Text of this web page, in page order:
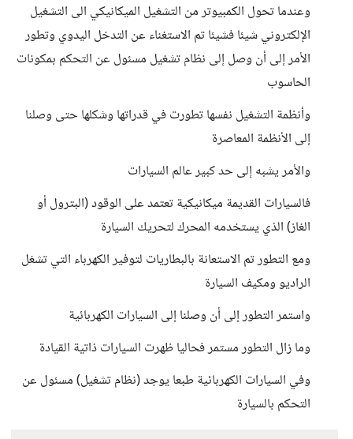
وعندما تحول الكمبيوتر من التشغيل الميكانيكي الى التشغيل
الإلكتروني شيئا فشيئا تم الاستغناء عن التدخل اليدوي وتطور
الأمر إلى أن وصل إلى نظام تشغيل مسئول عن التحكم بمكونات
الحاسوب
وأنظمة التشغيل نفسها تطورت في قدراتها وشكلها حتى وصلنا
إلى الأنظمة المعاصرة
والأمر يشبه إلى حد كبير عالم السيارات
فالسيارات القديمة ميكانيكية تعتمد على الوقود (البترول أو
الغاز) الذي يستخدمه المحرك لتحريك السيارة
ومع التطور تم الاستعانة بالبطاريات لتوفير الكهرباء التي تشغل
الراديو ومكيف السيارة
واستمر التطور إلى أن وصلنا إلى السيارات الكهربائية
وما زال التطور مستمر فحاليا ظهرت السيارات ذاتية القيادة
وفي السيارات الكهربائية طبعا يوجد (نظام تشغيل) مسئول عن
التحكم بالسيارة